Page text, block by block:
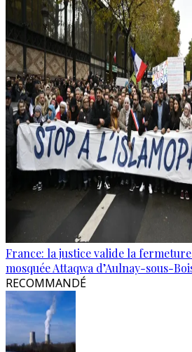
France: la justice valide la
mosquée Attaqwa d’Aulnay-sous-
RECOMMANDÉ